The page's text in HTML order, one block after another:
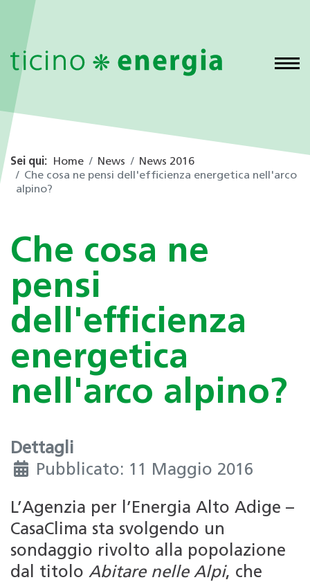
Sei qui: Home News
News 2016
Che cosa ne pensi dell'efficienza energetica nell'arco
alpino?
Che cosa ne
pensi
dell'efficienza
energetica
nell'arco alpino?
Dettagli
Pubblicato: 11 Maggio 2016
L’Agenzia per l’Energia Alto Adige –
CasaClima sta svolgendo un
sondaggio rivolto alla popolazione
dal titolo Abitare nelle Alpi, che